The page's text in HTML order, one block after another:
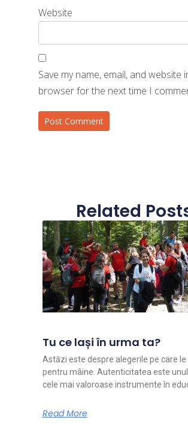
Website
Save my name, email, and website
browser for the next time I
Related
Tu ce lași în urma ta?
Astăzi este despre alegerile pe care
pentru mâine. Autenticitatea este
cele mai valoroase instrumente în
Read More